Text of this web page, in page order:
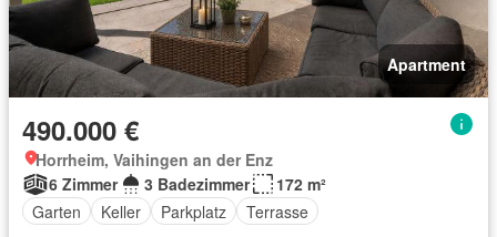
Apartment
490.000 €
Horrheim, Vaihingen an der Enz
6 Zimmer
3 Badezimmer
172 m²
Garten
Keller Parkplatz Terrasse